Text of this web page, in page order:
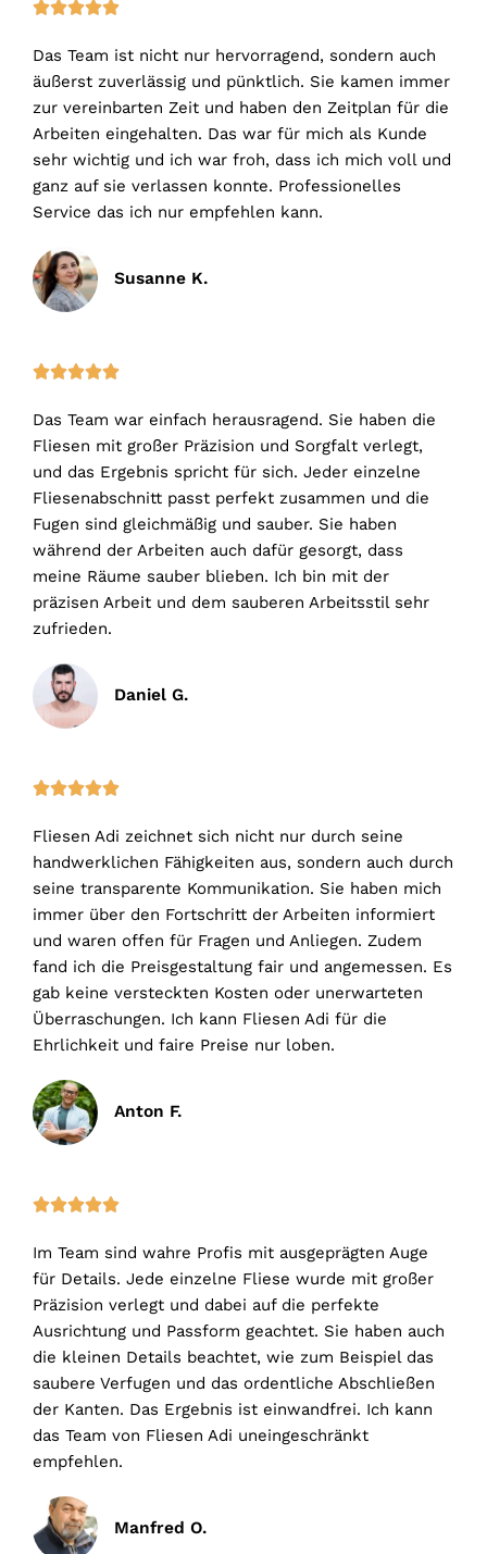
5
5
Das Team ist nicht nur hervorragend, sondern auch
äußerst zuverlässig und pünktlich. Sie kamen immer
zur vereinbarten Zeit und haben den Zeitplan für die
Arbeiten eingehalten. Das war für mich als Kunde
sehr wichtig und ich war froh, dass ich mich voll und
ganz auf sie verlassen konnte. Professionelles
Service das ich nur empfehlen kann.
Susanne K.
5
5
Das Team war einfach herausragend. Sie haben die
Fliesen mit großer Präzision und Sorgfalt verlegt,
und das Ergebnis spricht für sich. Jeder einzelne
Fliesenabschnitt passt perfekt zusammen und die
Fugen sind gleichmäßig und sauber. Sie haben
während der Arbeiten auch dafür gesorgt, dass
meine Räume sauber blieben. Ich bin mit der
präzisen Arbeit und dem sauberen Arbeitsstil sehr
zufrieden.
Daniel G.
5
5
Fliesen Adi zeichnet sich nicht nur durch seine
handwerklichen Fähigkeiten aus, sondern auch durch
seine transparente Kommunikation. Sie haben mich
immer über den Fortschritt der Arbeiten informiert
und waren offen für Fragen und Anliegen. Zudem
fand ich die Preisgestaltung fair und angemessen. Es
gab keine versteckten Kosten oder unerwarteten
Überraschungen. Ich kann Fliesen Adi für die
Ehrlichkeit und faire Preise nur loben.
Anton F.
5
5
Im Team sind wahre Profis mit ausgeprägten Auge
für Details. Jede einzelne Fliese wurde mit großer
Präzision verlegt und dabei auf die perfekte
Ausrichtung und Passform geachtet. Sie haben auch
die kleinen Details beachtet, wie zum Beispiel das
saubere Verfugen und das ordentliche Abschließen
der Kanten. Das Ergebnis ist einwandfrei. Ich kann
das Team von Fliesen Adi uneingeschränkt
empfehlen.
Manfred O.